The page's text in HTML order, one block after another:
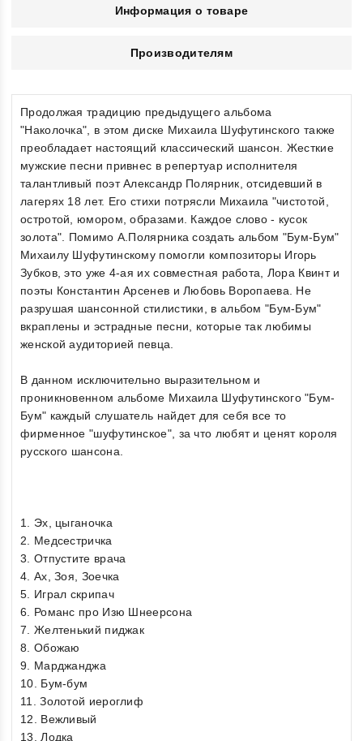
Информация о товаре
Производителям
Продолжая традицию предыдущего альбома
"Наколочка", в этом диске Михаила Шуфутинского также
преобладает настоящий классический шансон. Жесткие
мужские песни привнес в репертуар исполнителя
талантливый поэт Александр Полярник, отсидевший в
лагерях 18 лет. Его стихи потрясли Михаила "чистотой,
остротой, юмором, образами. Каждое слово - кусок
золота". Помимо А.Полярника создать альбом "Бум-Бум"
Михаилу Шуфутинскому помогли композиторы Игорь
Зубков, это уже 4-ая их совместная работа, Лора Квинт и
поэты Константин Арсенев и Любовь Воропаева. Не
разрушая шансонной стилистики, в альбом "Бум-Бум"
вкраплены и эстрадные песни, которые так любимы
женской аудиторией певца.
В данном исключительно выразительном и
проникновенном альбоме Михаила Шуфутинского "Бум-
Бум" каждый слушатель найдет для себя все то
фирменное "шуфутинское", за что любят и ценят короля
русского шансона.
1. Эх, цыганочка
2. Медсестричка
3. Отпустите врача
4. Ах, Зоя, Зоечка
5. Играл скрипач
6. Романс про Изю Шнеерсона
7. Желтенький пиджак
8. Обожаю
9. Марджанджа
10. Бум-бум
11. Золотой иероглиф
12. Вежливый
13. Лодка